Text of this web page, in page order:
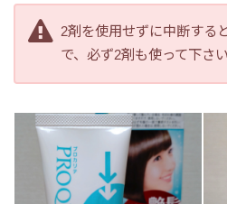
2剤を使用せずに中断する
で、必ず2剤も使って下さい